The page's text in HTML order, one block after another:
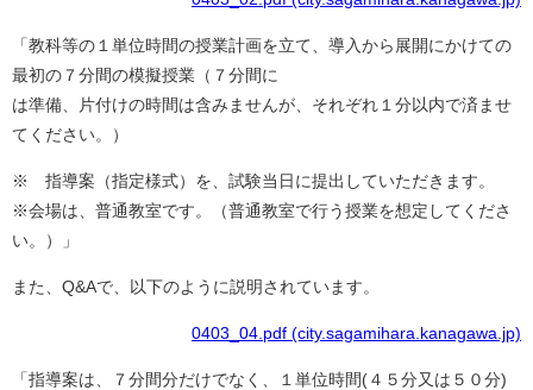
「教科等の１単位時間の授業計画を立て、導入から展開にかけての
最初の７分間の模擬授業（７分間に
は準備、片付けの時間は含みませんが、それぞれ１分以内で済ませ
てください。）
※ 指導案（指定様式）を、試験当日に提出していただきます。
※会場は、普通教室です。（普通教室で行う授業を想定してくださ
い。）」
また、Q&Aで、以下のように説明されています。
0403_04.pdf (city.sagamihara.kanagawa.jp)
「指導案は、７分間分だけでなく、１単位時間(４５分又は５０分)